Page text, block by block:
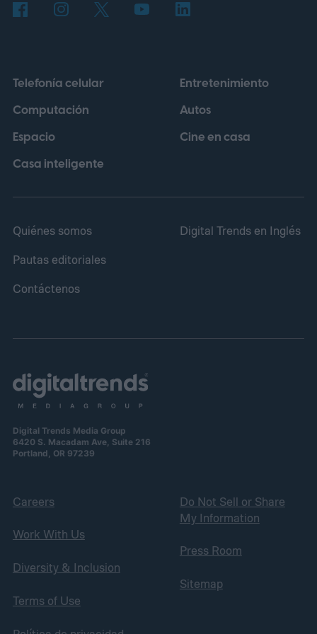
que no utilice información de otros temas,
Telefonía celular
Computación
Espacio
Casa inteligente
Entretenimiento
Autos
Cine en casa
Quiénes somos
Pautas editoriales
Contáctenos
Digital Trends en Inglés
Digital Trends Media Group
6420 S. Macadam Ave, Suite 216
Portland, OR 97239
Careers
Work With Us
Diversity & Inclusion
Terms of Use
Do Not Sell or Share
My Information
Press Room
Sitemap